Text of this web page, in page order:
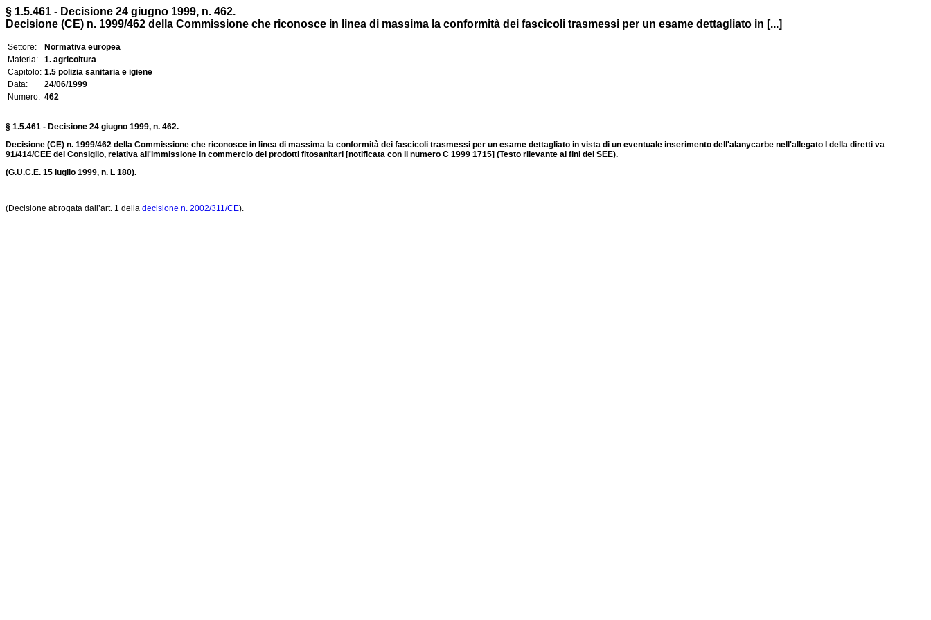
§ 1.5.461 - Decisione 24 giugno 1999, n. 462.
Decisione (CE) n. 1999/462 della Commissione che riconosce in linea di massima la conformità dei fascicoli trasmessi per un esame dettagliato in [...]
Settore:
Normativa europea
Materia:
1. agricoltura
Capitolo: 1.5 polizia sanitaria e igiene
Data:
24/06/1999
Numero: 462
§ 1.5.461 - Decisione 24 giugno 1999, n. 462.
Decisione (CE) n. 1999/462 della Commissione che riconosce in linea di massima la conformità dei fascicoli trasmessi per un esame dettagliato in vista di un eventuale inserimento dell'alanycarbe nell'allegato I della diretti va
91/414/CEE del Consiglio, relativa all'immissione in commercio dei prodotti fitosanitari [notificata con il numero C 1999 1715] (Testo rilevante ai fini del SEE).
(G.U.C.E. 15 luglio 1999, n. L 180).
(Decisione abrogata dall’art. 1 della decisione n. 2002/311/CE).